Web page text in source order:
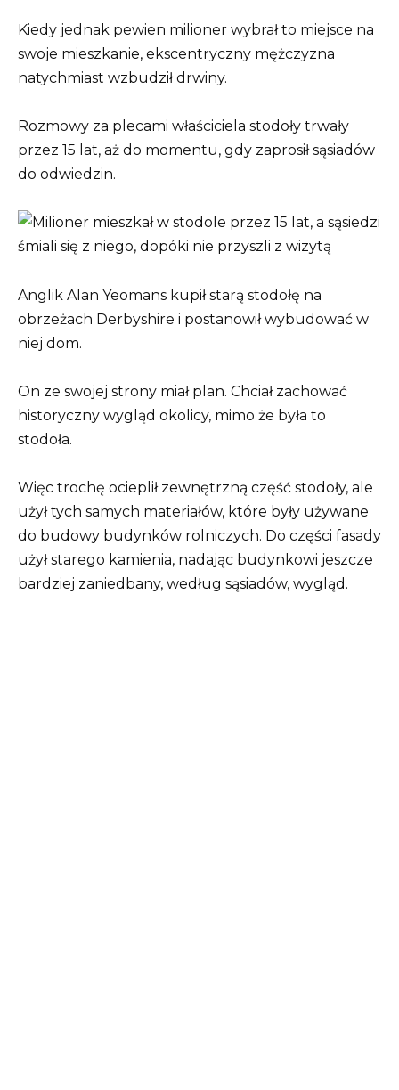
Kiedy jednak pewien milioner wybrał to miejsce na
swoje mieszkanie, ekscentryczny mężczyzna
natychmiast wzbudził drwiny.
Rozmowy za plecami właściciela stodoły trwały
przez 15 lat, aż do momentu, gdy zaprosił sąsiadów
do odwiedzin.
Anglik Alan Yeomans kupił starą stodołę na
obrzeżach Derbyshire i postanowił wybudować w
niej dom.
On ze swojej strony miał plan. Chciał zachować
historyczny wygląd okolicy, mimo że była to
stodoła.
Więc trochę ocieplił zewnętrzną część stodoły, ale
użył tych samych materiałów, które były używane
do budowy budynków rolniczych. Do części fasady
użył starego kamienia, nadając budynkowi jeszcze
bardziej zaniedbany, według sąsiadów, wygląd.